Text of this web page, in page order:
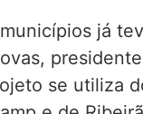
já
se utiliza